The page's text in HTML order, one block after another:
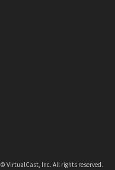
© VirtualCast, Inc. All rights reserved.